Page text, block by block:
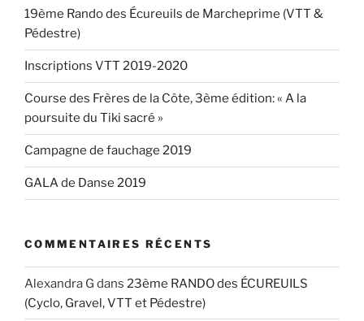
19ème Rando des Écureuils de Marcheprime (VTT &
Pédestre)
Inscriptions VTT 2019-2020
Course des Frères de la Côte, 3ème édition: « A la
poursuite du Tiki sacré »
Campagne de fauchage 2019
GALA de Danse 2019
COMMENTAIRES RÉCENTS
Alexandra G dans 23ème RANDO des ÉCUREUILS
(Cyclo, Gravel, VTT et Pédestre)